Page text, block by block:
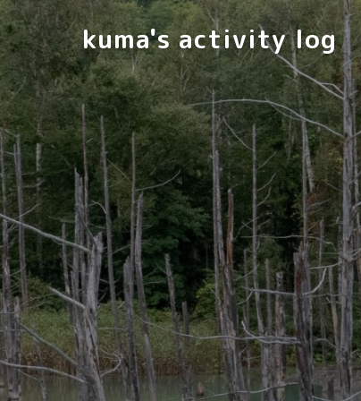
kuma's activity log